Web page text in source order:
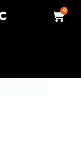
0